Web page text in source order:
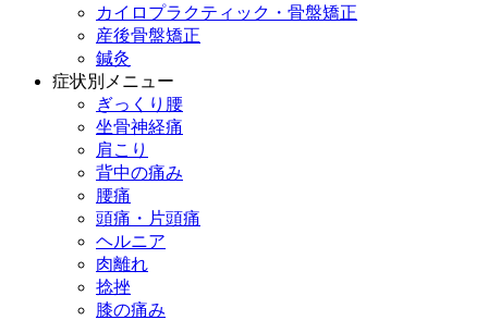
カイロプラクティック・骨盤矯正
産後骨盤矯正
鍼灸
症状別メニュー
ぎっくり腰
坐骨神経痛
肩こり
背中の痛み
腰痛
頭痛・片頭痛
ヘルニア
肉離れ
捻挫
膝の痛み